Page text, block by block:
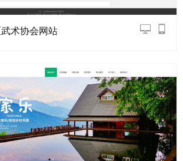
术协会网站